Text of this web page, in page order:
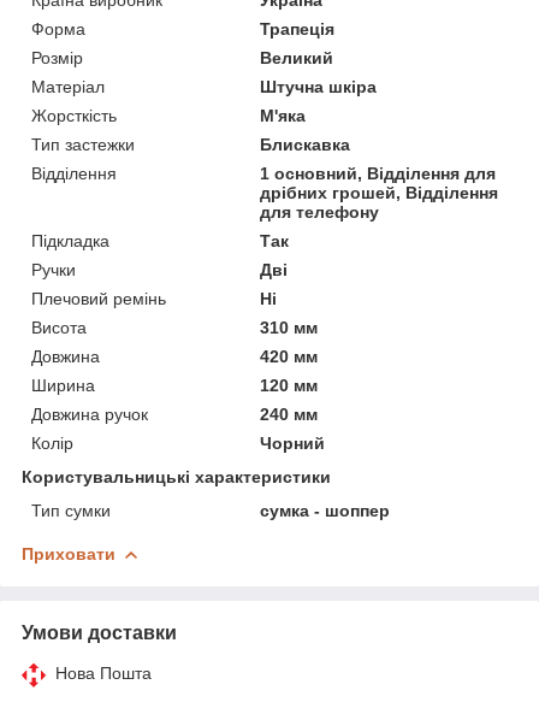
Форма
Трапеція
Розмір
Великий
Матеріал
Штучна шкіра
Жорсткість
М'яка
Тип застежки
Блискавка
Відділення
1 основний, Відділення для
дрібних грошей, Відділення
для телефону
Підкладка
Так
Ручки
Дві
Плечовий ремінь
Ні
Висота
310 мм
Довжина
420 мм
Ширина
120 мм
Довжина ручок
240 мм
Колір
Чорний
Користувальницькі характеристики
Тип сумки
сумка - шоппер
Приховати
Умови доставки
Нова Пошта